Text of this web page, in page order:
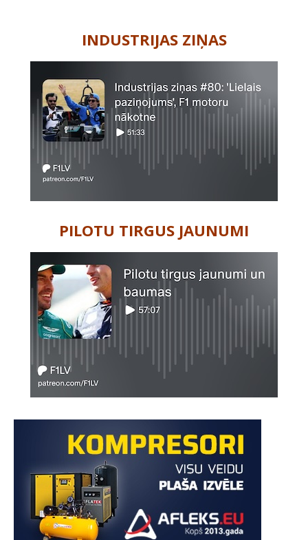
INDUSTRIJAS ZIŅAS
PILOTU TIRGUS JAUNUMI